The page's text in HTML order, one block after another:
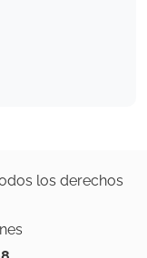
los derechos